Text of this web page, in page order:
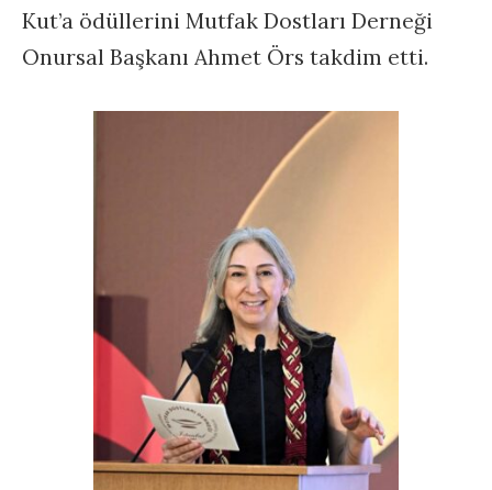
Kut’a ödüllerini Mutfak Dostları Derneği
Onursal Başkanı Ahmet Örs takdim etti.